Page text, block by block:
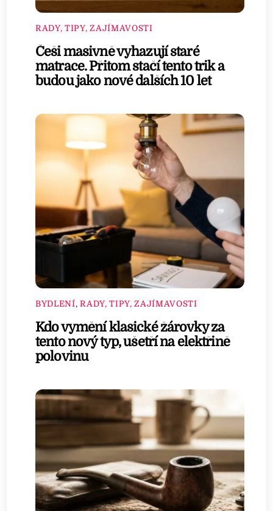
RADY, TIPY, ZAJÍMAVOSTI
Češi masivně vyhazují staré
matrace. Přitom stačí tento trik a
budou jako nové dalších 10 let
BYDLENÍ,RADY, TIPY, ZAJÍMAVOSTI
Kdo vymění klasické žárovky za
tento nový typ, ušetří na elektřině
polovinu